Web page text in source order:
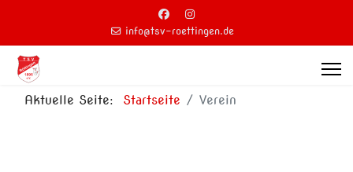
info@tsv-roettingen.de
Aktuelle Seite: Startseite Verein